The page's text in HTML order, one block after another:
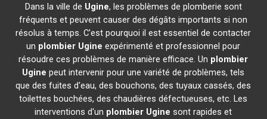
Dans la ville de Ugine, les problèmes de plomberie sont
fréquents et peuvent causer des dégâts importants si non
résolus à temps. C'est pourquoi il est essentiel de contacter
un plombier Ugine expérimenté et professionnel pour
résoudre ces problèmes de manière efficace. Un plombier
Ugine peut intervenir pour une variété de problèmes, tels
que des fuites d'eau, des bouchons, des tuyaux cassés, des
toilettes bouchées, des chaudières défectueuses, etc. Les
interventions d'un plombier Ugine sont rapides et